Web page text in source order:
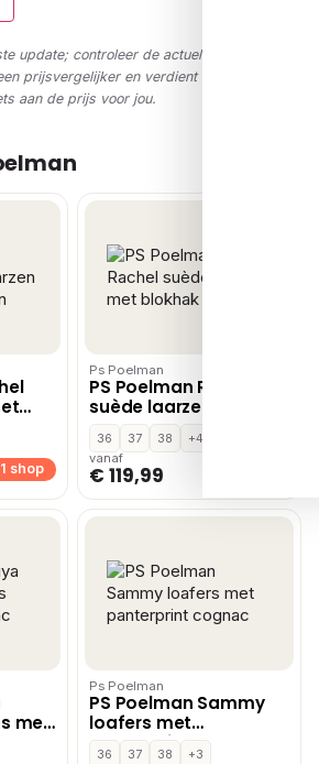
update; controleer de actuele prijs in de
prijsvergelijker en verdient via affiliate-
aan de prijs voor jou.
1 shop
Ps Poelman
PS Poelman Rachel
suède laarzen met
blokhak cognac
36 37 38
+4
vanaf
€ 119,99
met
Ps Poelman
PS Poelman Sammy
loafers met
panterprint cognac
36 37 38
+3